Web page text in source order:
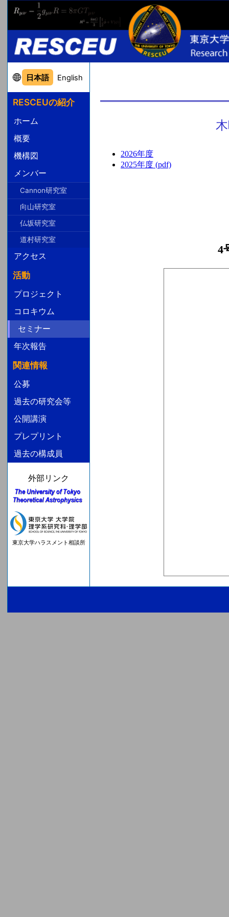
日本語 English
RESCEUの紹介
ホーム
概要
機構図
メンバー
Cannon研究室
向山研究室
仏坂研究室
道村研究室
アクセス
活動
プロジェクト
コロキウム
セミナー
年次報告
関連情報
公募
過去の研究会等
公開講演
プレプリント
過去の構成員
外部リンク
東京大学ハラスメント相談所
2026年度
2025年度 (pdf)
4